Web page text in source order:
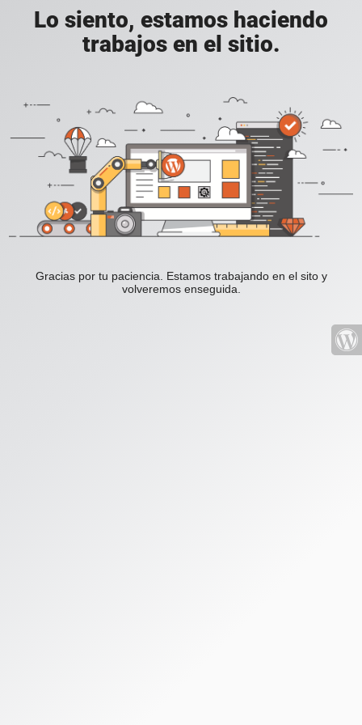
Lo siento, estamos haciendo
trabajos en el sitio.
Gracias por tu paciencia. Estamos trabajando en el sito y
volveremos enseguida.